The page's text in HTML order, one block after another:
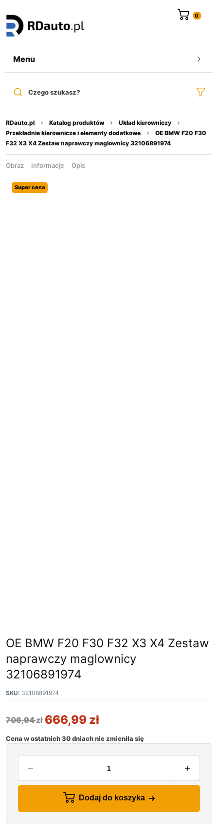
Menu
Czego szukasz?
RDauto.pl Katalog produktów
Układ kierowniczy
Przekładnie kierownicze i elementy dodatkowe
OE BMW F20 F30
F32 X3 X4 Zestaw naprawczy maglownicy 32106891974
Obraz Informacje Opis
Super cena
OE BMW F20 F30 F32 X3 X4 Zestaw
naprawczy maglownicy
32106891974
SKU: 32106891974
706,94zł 666,99 zł
Cena w ostatnich 30 dniach nie zmieniła się
Dodaj do koszyka